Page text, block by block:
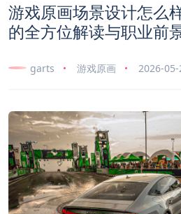
游戏原画场景设计怎么
的全方位解读与职业前
garts 游戏原画 2026-